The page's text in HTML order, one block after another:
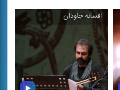
افسانه جاودان